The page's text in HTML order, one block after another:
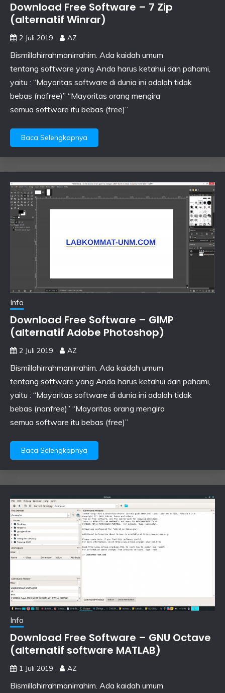
Download Free Software – 7 Zip
(alternatif Winrar)
2 Juli 2019 AZ
Bismillahirrahmanirrahim. Ada kaidah umum
tentang software yang Anda harus ketahui dan pahami,
yaitu : “Mayoritas software di dunia ini adalah tidak
bebas (nofree)” “Mayoritas orang mengira
semua software itu bebas (free)”
Baca Selengkapnya
Info
Download Free Software – GIMP
(alternatif Adobe Photoshop)
2 Juli 2019 AZ
Bismillahirrahmanirrahim. Ada kaidah umum
tentang software yang Anda harus ketahui dan pahami,
yaitu : “Mayoritas software di dunia ini adalah tidak
bebas (nonfree)” “Mayoritas orang mengira
semua software itu bebas (free)”
Baca Selengkapnya
Info
Download Free Software – GNU Octave
(alternatif software MATLAB)
1 Juli 2019 AZ
Bismillahirrahmanirrahim. Ada kaidah umum